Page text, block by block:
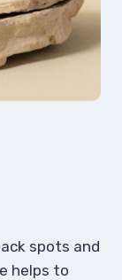
spots and
helps to